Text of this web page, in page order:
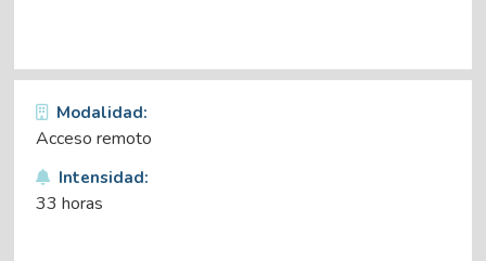
Modalidad:
Acceso remoto
Intensidad:
33 horas